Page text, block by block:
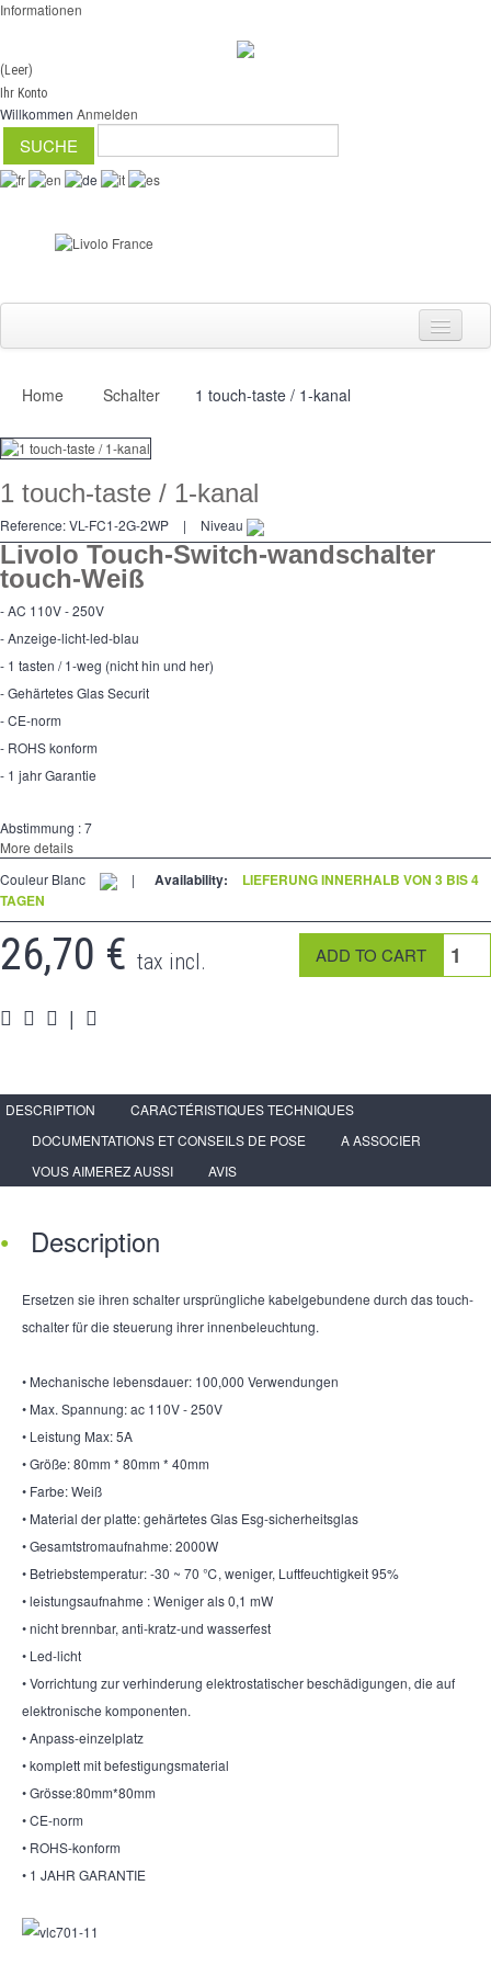
Informationen
(Leer)
Ihr Konto
Willkommen Anmelden
Schalter
Dimmer
Kreuzschalters
Spéciales
Pièces
Espace PRO
Home Schalter 1 touch-taste / 1-kanal
1 touch-taste / 1-kanal
Reference:VL-FC1-2G-2WP | Niveau
Livolo Touch-Switch-wandschalter
touch-Weiß
- AC 110V - 250V
- Anzeige-licht-led-blau
- 1 tasten / 1-weg (nicht hin und her)
- Gehärtetes Glas Securit
- CE-norm
- ROHS konform
- 1 jahr Garantie
Abstimmung :7
More details
Couleur Blanc
| Availability:
LIEFERUNG INNERHALB VON 3 BIS 4
TAGEN
26,70 € tax incl.
|
DESCRIPTION
CARACTÉRISTIQUES TECHNIQUES
DOCUMENTATIONS ET CONSEILS DE POSE
A ASSOCIER
VOUS AIMEREZ AUSSI
AVIS
Description
Ersetzen sie ihren schalter ursprüngliche kabelgebundene durch das touch-
schalter für die steuerung ihrer innenbeleuchtung.
• Mechanische lebensdauer: 100,000 Verwendungen
• Max. Spannung: ac 110V - 250V
• Leistung Max: 5A
• Größe: 80mm * 80mm * 40mm
• Farbe: Weiß
• Material der platte: gehärtetes Glas Esg-sicherheitsglas
• Gesamtstromaufnahme: 2000W
• Betriebstemperatur: -30 ~ 70 ℃, weniger, Luftfeuchtigkeit 95%
• leistungsaufnahme : Weniger als 0,1 mW
• nicht brennbar, anti-kratz-und wasserfest
• Led-licht
• Vorrichtung zur verhinderung elektrostatischer beschädigungen, die auf
elektronische komponenten.
• Anpass-einzelplatz
• komplett mit befestigungsmaterial
• Grösse:80mm*80mm
• CE-norm
• ROHS-konform
• 1 JAHR GARANTIE